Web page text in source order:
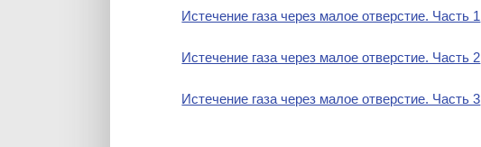
Истечение газа через малое отверстие. Часть 1
Истечение газа через малое отверстие. Часть 2
Истечение газа через малое отверстие. Часть 3